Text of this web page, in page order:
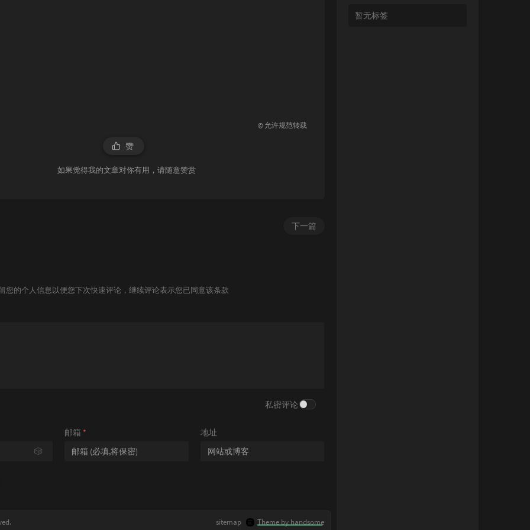
© 允许规范转载
赞
如果觉得我的文章对你有用，请随意赞赏
下一篇
您的个人信息以便您下次快速评论，继续评论表示您已同意该条款
私密评论
🎲
邮箱 * 地址
暂无标签
sitemap Theme by handsome